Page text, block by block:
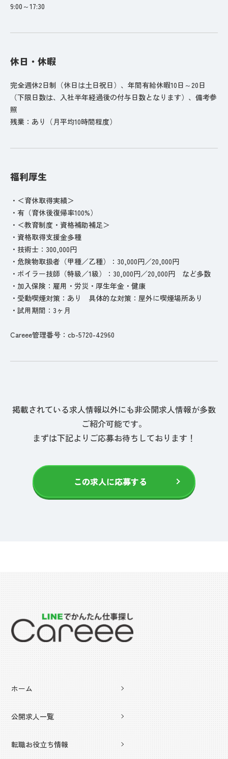
9:00～17:30
休日・休暇
完全週休2日制（休日は土日祝日）、年間有給休暇10日～20日
（下限日数は、入社半年経過後の付与日数となります）、備考参
照
残業：あり（月平均10時間程度）
福利厚生
・＜育休取得実績＞
・有（育休後復帰率100%）
・＜教育制度・資格補助補足＞
・資格取得支援金多種
・技術士：300,000円
・危険物取扱者（甲種／乙種）：30,000円／20,000円
・ボイラー技師（特級／1級）：30,000円／20,000円 など多数
・加入保険：雇用・労災・厚生年金・健康
・受動喫煙対策：あり 具体的な対策：屋外に喫煙場所あり
・試用期間：3ヶ月
Careee管理番号：cb-5720-42960
掲載されている求人情報以外にも非公開求人情報が多数
ご紹介可能です。
まずは下記よりご応募お待ちしております！
この求人に応募する
ホーム
公開求人一覧
転職お役立ち情報